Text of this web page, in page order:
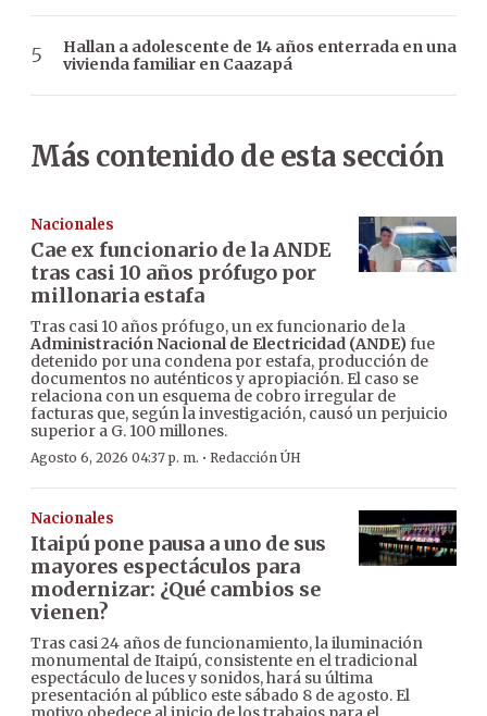
Hallan a adolescente de 14 años enterrada en una
vivienda familiar en Caazapá
Más contenido de esta sección
Nacionales
Cae ex funcionario de la ANDE
tras casi 10 años prófugo por
millonaria estafa
Tras casi 10 años prófugo, un ex funcionario de la
Administración Nacional de Electricidad (ANDE)fue
detenido por una condena por estafa, producción de
documentos no auténticos y apropiación. El caso se
relaciona con un esquema de cobro irregular de
facturas que, según la investigación, causó un perjuicio
superior a G. 100 millones.
Agosto 6, 2026 04:37 p. m. · Redacción ÚH
Nacionales
Itaipú pone pausa a uno de sus
mayores espectáculos para
modernizar: ¿Qué cambios se
vienen?
Tras casi 24 años de funcionamiento, la iluminación
monumental de Itaipú, consistente en el tradicional
espectáculo de luces y sonidos, hará su última
presentación al público este sábado 8 de agosto. El